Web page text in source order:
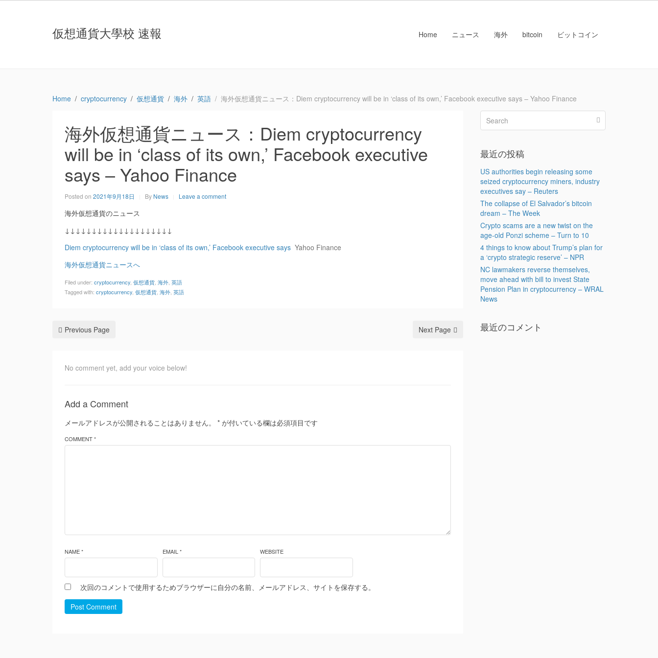
仮想通貨大學校 速報 Home ニュース 海外 bitcoin ビットコイン
Home cryptocurrency 仮想通貨 海外 英語 海外仮想通貨ニュース：Diem cryptocurrency will be in ‘class of its own,’ Facebook executive says – Yahoo Finance
海外仮想通貨ニュース：Diem cryptocurrency
will be in ‘class of its own,’ Facebook executive
says – Yahoo Finance
Posted on 2021年9月18日 By News Leave a comment
海外仮想通貨のニュース
↓↓↓↓↓↓↓↓↓↓↓↓↓↓↓↓↓↓↓↓
Diem cryptocurrency will be in ‘class of its own,’ Facebook executive says Yahoo Finance
海外仮想通貨ニュースへ
Filed under: cryptocurrency 仮想通貨 海外 英語
Tagged with: cryptocurrency 仮想通貨 海外 英語
Previous Page Next Page
No comment yet, add your voice below!
Add a Comment
メールアドレスが公開されることはありません。 * が付いている欄は必須項目です
COMMENT *
NAME * EMAIL * WEBSITE
次回のコメントで使用するためブラウザーに自分の名前、メールアドレス、サイトを保存する。
Post Comment
最近の投稿
US authorities begin releasing some
seized cryptocurrency miners, industry
executives say – Reuters
The collapse of El Salvador’s bitcoin
dream – The Week
Crypto scams are a new twist on the
age-old Ponzi scheme – Turn to 10
4 things to know about Trump’s plan for
a ‘crypto strategic reserve’ – NPR
NC lawmakers reverse themselves,
move ahead with bill to invest State
Pension Plan in cryptocurrency – WRAL
News
最近のコメント